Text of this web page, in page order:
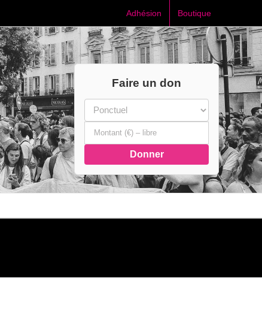
Adhésion Boutique
Faire un don
Donner